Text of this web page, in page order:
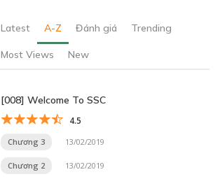
Latest A-Z Đánh giá Trending
Most Views New
[008] Welcome To SSC
4.5
Chương 3 13/02/2019
Chương 2 13/02/2019